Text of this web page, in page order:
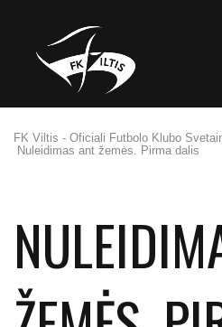
FK Viltis - Oficiali Futbolo Klubo
Nuleidimas ant žemės. Pirma dalis